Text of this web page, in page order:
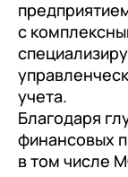
с
учета.
Благодаря
финансовых
в том числе
Переход
1С-
Прочие
Контакты
Грейды
Истории
Отзывы